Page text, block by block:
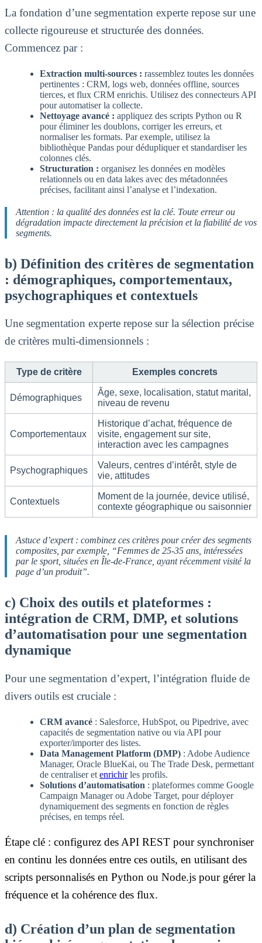
La fondation d’une segmentation experte repose sur une
collecte rigoureuse et structurée des données.
Commencez par :
Extraction multi-sources : rassemblez toutes les données
pertinentes : CRM, logs web, données offline, sources
tierces, et flux CRM enrichis. Utilisez des connecteurs API
pour automatiser la collecte.
Nettoyage avancé : appliquez des scripts Python ou R
pour éliminer les doublons, corriger les erreurs, et
normaliser les formats. Par exemple, utilisez la
bibliothèque Pandas pour dédupliquer et standardiser les
colonnes clés.
Structuration : organisez les données en modèles
relationnels ou en data lakes avec des métadonnées
précises, facilitant ainsi l’analyse et l’indexation.
Attention : la qualité des données est la clé. Toute erreur ou
dégradation impacte directement la précision et la fiabilité de vos
segments.
b) Définition des critères de segmentation
: démographiques, comportementaux,
psychographiques et contextuels
Une segmentation experte repose sur la sélection précise
de critères multi-dimensionnels :
Type de critère Exemples concrets
Démographiques
Âge, sexe, localisation, statut marital,
niveau de revenu
Comportementaux
Historique d’achat, fréquence de
visite, engagement sur site,
interaction avec les campagnes
Psychographiques
Valeurs, centres d’intérêt, style de
vie, attitudes
Contextuels
Moment de la journée, device utilisé,
contexte géographique ou saisonnier
Astuce d’expert : combinez ces critères pour créer des segments
composites, par exemple, “Femmes de 25-35 ans, intéressées
par le sport, situées en Île-de-France, ayant récemment visité la
page d’un produit”.
c) Choix des outils et plateformes :
intégration de CRM, DMP, et solutions
d’automatisation pour une segmentation
dynamique
Pour une segmentation d’expert, l’intégration fluide de
divers outils est cruciale :
CRM avancé : Salesforce, HubSpot, ou Pipedrive, avec
capacités de segmentation native ou via API pour
exporter/importer des listes.
Data Management Platform (DMP) : Adobe Audience
Manager, Oracle BlueKai, ou The Trade Desk, permettant
de centraliser et enrichirles profils.
Solutions d’automatisation : plateformes comme Google
Campaign Manager ou Adobe Target, pour déployer
dynamiquement des segments en fonction de règles
précises, en temps réel.
Étape clé : configurez des API REST pour synchroniser
en continu les données entre ces outils, en utilisant des
scripts personnalisés en Python ou Node.js pour gérer la
fréquence et la cohérence des flux.
d) Création d’un plan de segmentation